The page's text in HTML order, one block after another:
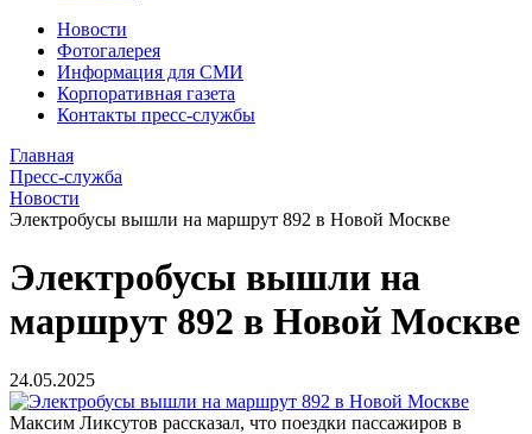
Новости
Фотогалерея
Информация для СМИ
Корпоративная газета
Контакты пресс-службы
Главная
Пресс-служба
Новости
Электробусы вышли на маршрут 892 в Новой Москве
Электробусы вышли на
маршрут 892 в Новой Москве
24.05.2025
Максим Ликсутов рассказал, что поездки пассажиров в